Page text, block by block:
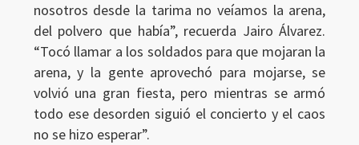
nosotros desde la tarima no veíamos la arena,
del polvero que había”, recuerda Jairo Álvarez.
“Tocó llamar a los soldados para que mojaran la
arena, y la gente aprovechó para mojarse, se
volvió una gran fiesta, pero mientras se armó
todo ese desorden siguió el concierto y el caos
no se hizo esperar”.